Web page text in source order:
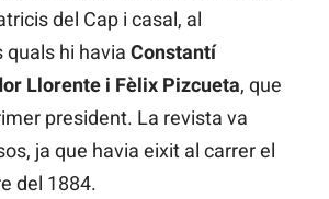
del Cap i casal, al
hi havia Constantí
Llorente i Fèlix Pizcueta, que
president. La revista va
ja que havia eixit al carrer el
del 1884.